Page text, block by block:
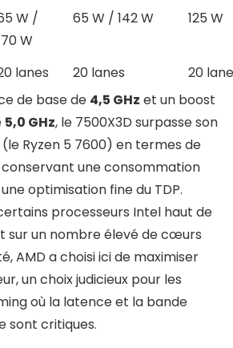
W /
W
65 W / 142 W 125 W
lanes 20 lanes
20
de base de 4,5 GHz et un boost
5,0 GHz, le 7500X3D surpasse son
Ryzen 5 7600) en termes de
une consommation
optimisation fine du TDP.
processeurs Intel haut de
sur un nombre élevé de cœurs
AMD a choisi ici de maximiser
un choix judicieux pour les
où la latence et la bande
sont critiques.